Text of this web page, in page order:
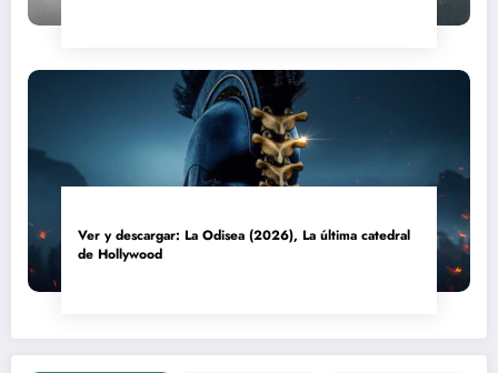
Ver y descargar: La Odisea (2026), La última catedral
de Hollywood